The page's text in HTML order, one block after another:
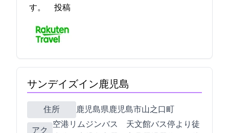
す。 2021-08-29 17:06:38投稿
サンデイズイン鹿児島
住所 鹿児島県鹿児島市山之口町9-8
アク
空港リムジンバス 天文館バス停より徒